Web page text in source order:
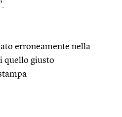
erroneamente nella
quello giusto